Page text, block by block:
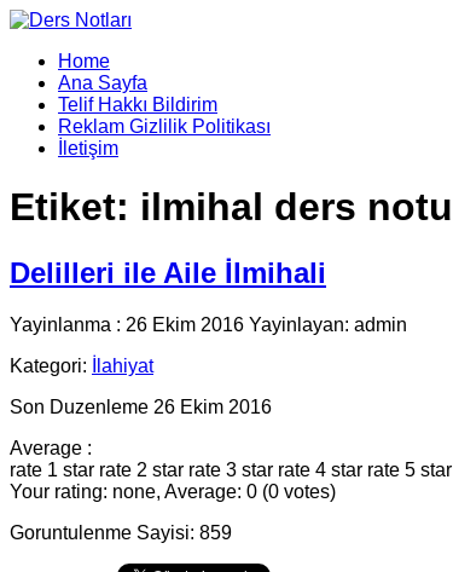
Home
Ana Sayfa
Telif Hakkı Bildirim
Reklam Gizlilik Politikası
İletişim
Etiket: ilmihal ders notu
Delilleri ile Aile İlmihali
Yayinlanma : 26 Ekim 2016 Yayinlayan: admin
Kategori:
İlahiyat
Son Duzenleme 26 Ekim 2016
Average :
rate 1 star rate 2 star rate 3 star rate 4 star rate 5 star
Your rating: none, Average: 0 (0 votes)
Goruntulenme Sayisi: 859